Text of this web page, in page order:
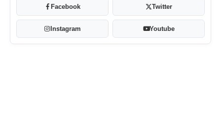
Facebook Twitter
Instagram Youtube